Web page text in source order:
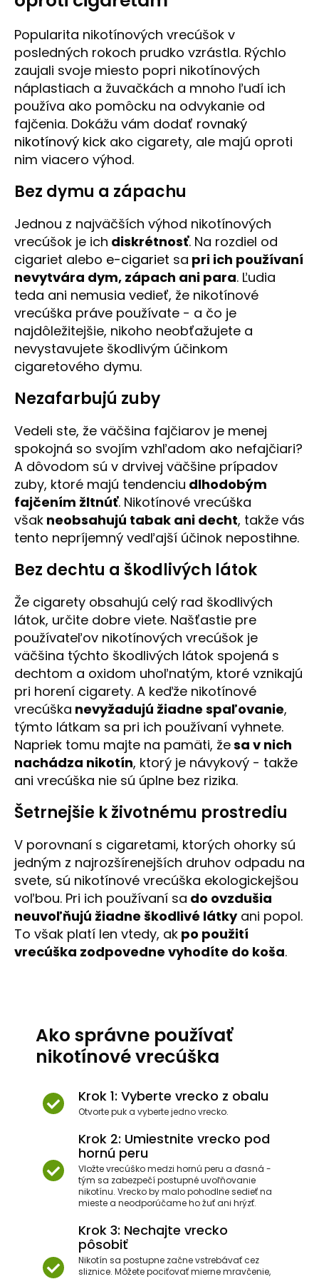
Popularita nikotínových vrecúšok v
posledných rokoch prudko vzrástla. Rýchlo
zaujali svoje miesto popri nikotínových
náplastiach a žuvačkách a mnoho ľudí ich
používa ako pomôcku na odvykanie od
fajčenia. Dokážu vám dodať rovnaký
nikotínový kick ako cigarety, ale majú oproti
nim viacero výhod.
Bez dymu a zápachu
Jednou z najväčších výhod nikotínových
vrecúšok je ich diskrétnosť. Na rozdiel od
cigariet alebo e-cigariet sa pri ich používaní
nevytvára dym, zápach ani para. Ľudia
teda ani nemusia vedieť, že nikotínové
vrecúška práve používate - a čo je
najdôležitejšie, nikoho neobťažujete a
nevystavujete škodlivým účinkom
cigaretového dymu.
Nezafarbujú zuby
Vedeli ste, že väčšina fajčiarov je menej
spokojná so svojím vzhľadom ako nefajčiari?
A dôvodom sú v drvivej väčšine prípadov
zuby, ktoré majú tendenciu dlhodobým
fajčením žltnúť. Nikotínové vrecúška
však neobsahujú tabak ani decht, takže vás
tento nepríjemný vedľajší účinok nepostihne.
Bez dechtu a škodlivých látok
Že cigarety obsahujú celý rad škodlivých
látok, určite dobre viete. Našťastie pre
používateľov nikotínových vrecúšok je
väčšina týchto škodlivých látok spojená s
dechtom a oxidom uhoľnatým, ktoré vznikajú
pri horení cigarety. A keďže nikotínové
vrecúška nevyžadujú žiadne spaľovanie,
týmto látkam sa pri ich používaní vyhnete.
Napriek tomu majte na pamäti, žesa v nich
nachádza nikotín, ktorý je návykový - takže
ani vrecúška nie sú úplne bez rizika.
Šetrnejšie k životnému prostrediu
V porovnaní s cigaretami, ktorých ohorky sú
jedným z najrozšírenejších druhov odpadu na
svete, sú nikotínové vrecúška ekologickejšou
voľbou. Pri ich používaní sa do ovzdušia
neuvoľňujú žiadne škodlivé látkyani popol.
To však platí len vtedy, ak po použití
vrecúška zodpovedne vyhodíte do koša.
Ako správne používať
nikotínové vrecúška
Krok 1: Vyberte vrecko z obalu
Otvorte puk a vyberte jedno vrecko.
Krok 2: Umiestnite vrecko pod
hornú peru
Vložte vrecúško medzi hornú peru a ďasná -
tým sa zabezpečí postupné uvoľňovanie
nikotínu. Vrecko by malo pohodlne sedieť na
mieste a neodporúčame ho žuť ani hrýzť.
Krok 3: Nechajte vrecko
pôsobiť
Nikotín sa postupne začne vstrebávať cez
sliznice. Môžete pociťovať mierne mravčenie,